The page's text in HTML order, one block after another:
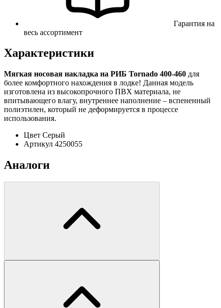
Гарантия на
весь ассортимент
Характеристики
Мягкая носовая накладка на РИБ Tornado 400-460 для
более комфортного нахождения в лодке! Данная модель
изготовлена из высокопрочного ПВХ материала, не
впитывающего влагу, внутреннее наполнение – вспененный
полиэтилен, который не деформируется в процессе
использования.
Цвет Серый
Артикул 4250055
Аналоги